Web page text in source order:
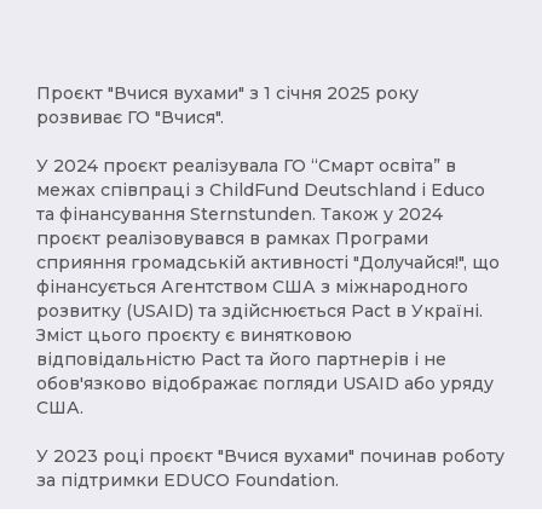
Проєкт "Вчися вухами" з 1 січня 2025 року
розвиває ГО "Вчися".
У 2024 проєкт реалізувала ГО “Смарт освіта” в
межах співпраці з ChildFund Deutschland і Educo
та фінансування Sternstunden. Також у 2024
проєкт реалізовувався в рамках Програми
сприяння громадській активності "Долучайся!", що
фінансується Агентством США з міжнародного
розвитку (USAID) та здійснюється Pact в Україні.
Зміст цього проєкту є винятковою
відповідальністю Pact та його партнерів і не
обов'язково відображає погляди USAID або уряду
США.
У 2023 році проєкт "Вчися вухами" починав роботу
за підтримки EDUCO Foundation.